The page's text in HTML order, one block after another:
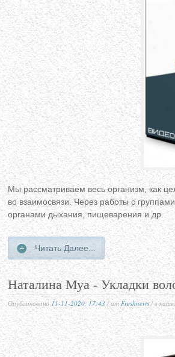
Мы рассматриваем весь организм, как
во взаимосвязи. Через работы с
органами дыхания, пищеварения и др.
Читать Далее...
Наталина Муа - Укладки
Опубликовано 11-11-2020, 17:43/ отFreshnews/ в